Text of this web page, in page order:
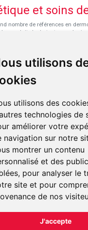
utilisons
utilisons des
technologies de
améliorer votre
navigation sur notre
montrer un contenu
et des
pour analyser le
site et pour
de nos
J'accepte
et soins
nombre de références en
les produits hydratants pour le
sensibles ou à tendance
Découvrez nos nouvelles
les peaux encore jeunes
en
particulier pour la micronutrition
ou d'améliorer des troubles
sont souvent
bien conseillés.
et les produits de nutrition
française
Eric Favre
. Cette
qualitatif des ingrédients et
de chaque sportif. La
hydratation maximale.
le domaine
découvertes médicales